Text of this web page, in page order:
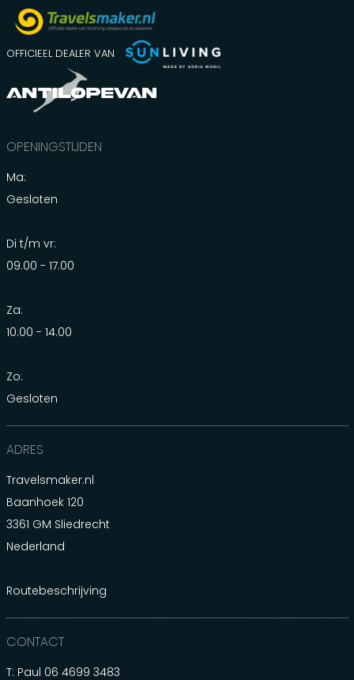
OFFICIEEL DEALER VAN
OPENINGSTIJDEN
Ma:
Gesloten
Di t/m vr:
09.00 - 17.00
Za:
10.00 - 14.00
Zo:
Gesloten
ADRES
Travelsmaker.nl
Baanhoek 120
3361 GM Sliedrecht
Nederland
Routebeschrijving
CONTACT
T: Paul 06 4699 3483